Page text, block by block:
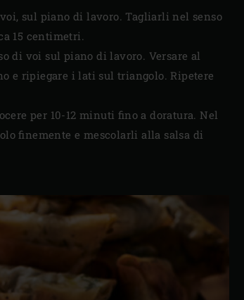
sul piano di lavoro. Tagliarli nel senso
15 centimetri.
di voi sul piano di lavoro. Versare al
e ripiegare i lati sul triangolo. Ripetere
per 10-12 minuti fino a doratura. Nel
finemente e mescolarli alla salsa di